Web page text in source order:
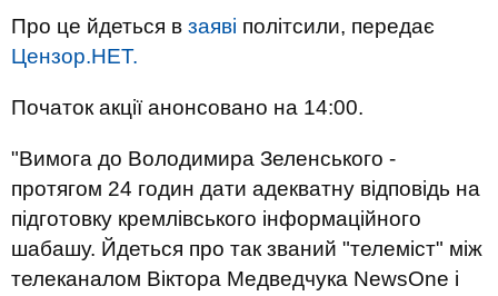
Про це йдеться в заяві політсили, передає
Цензор.НЕТ.
Початок акції анонсовано на 14:00.
"Вимога до Володимира Зеленського -
протягом 24 годин дати адекватну відповідь на
підготовку кремлівського інформаційного
шабашу. Йдеться про так званий "телеміст" між
телеканалом Віктора Медведчука NewsOne і